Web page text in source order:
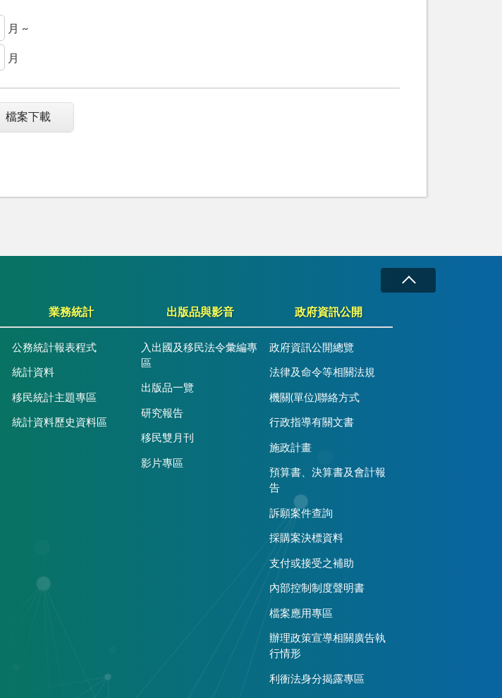
月 ~
月
檔案下載
業務統計
公務統計報表程式
統計資料
移民統計主題專區
統計資料歷史資料區
出版品與影音
入出國及移民法令彙編專
區
出版品一覽
研究報告
移民雙月刊
影片專區
政府資訊公開
政府資訊公開總覽
法律及命令等相關法規
機關(單位)聯絡方式
行政指導有關文書
施政計畫
預算書、決算書及會計報
告
訴願案件查詢
採購案決標資料
支付或接受之補助
內部控制制度聲明書
檔案應用專區
辦理政策宣導相關廣告執
行情形
利衝法身分揭露專區